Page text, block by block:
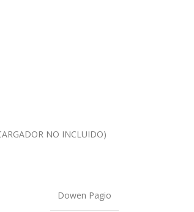
NO INCLUIDO)
Dowen Pagio